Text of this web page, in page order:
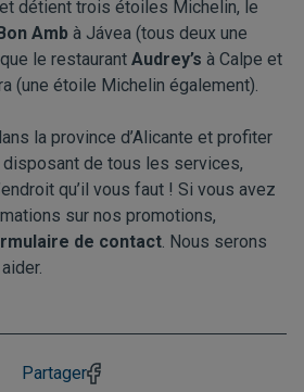
détient trois étoiles Michelin, le
Amb à Jávea (tous deux une
le restaurant Audrey’s à Calpe et
(une étoile Michelin également).
la province d’Alicante et profiter
disposant de tous les services,
qu’il vous faut ! Si vous avez
sur nos promotions,
de contact . Nous serons
Partager